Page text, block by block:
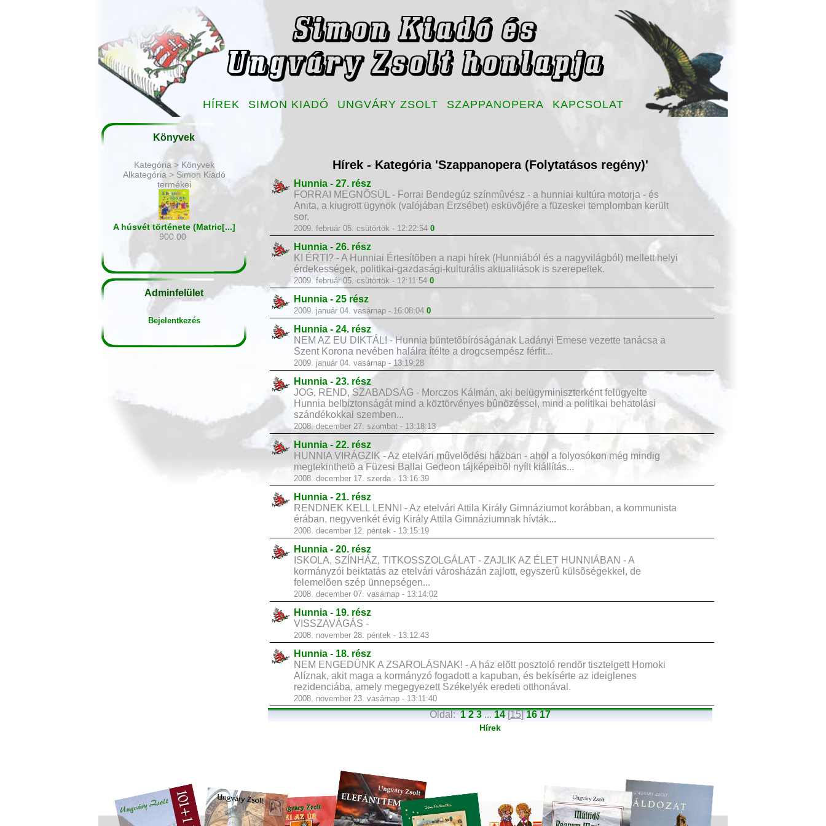
HÍREK SIMON KIADÓ UNGVÁRY ZSOLT SZAPPANOPERA KAPCSOLAT
Könyvek
Kategória > Könyvek
Alkategória > Simon Kiadó
termékei
A húsvét története (Matric[...]
900.00
Adminfelület
Bejelentkezés
Hírek - Kategória 'Szappanopera (Folytatásos regény)'
Hunnia - 27. rész
FORRAI MEGNÕSÜL - Forrai Bendegúz színmûvész - a hunniai kultúra motorja - és
Anita, a kiugrott ügynök (valójában Erzsébet) esküvõjére a füzeskei templomban került
sor.
2009. február 05. csütörtök - 12:22:54 0
Hunnia - 26. rész
KI ÉRTI? - A Hunniai Értesítõben a napi hírek (Hunniából és a nagyvilágból) mellett helyi
érdekességek, politikai-gazdasági-kulturális aktualitások is szerepeltek.
2009. február 05. csütörtök - 12:11:54 0
Hunnia - 25 rész
2009. január 04. vasárnap - 16:08:04 0
Hunnia - 24. rész
NEM AZ EU DIKTÁL! - Hunnia büntetõbíróságának Ladányi Emese vezette tanácsa a
Szent Korona nevében halálra ítélte a drogcsempész férfit...
2009. január 04. vasárnap - 13:19:28
Hunnia - 23. rész
JOG, REND, SZABADSÁG - Morczos Kálmán, aki belügyminiszterként felügyelte
Hunnia belbiztonságát mind a köztörvényes bûnözéssel, mind a politikai behatolási
szándékokkal szemben...
2008. december 27. szombat - 13:18:13
Hunnia - 22. rész
HUNNIA VIRÁGZIK - Az etelvári mûvelõdési házban - ahol a folyosókon még mindig
megtekinthetõ a Füzesi Ballai Gedeon tájképeibõl nyílt kiállítás...
2008. december 17. szerda - 13:16:39
Hunnia - 21. rész
RENDNEK KELL LENNI - Az etelvári Attila Király Gimnáziumot korábban, a kommunista
érában, negyvenkét évig Király Attila Gimnáziumnak hívták...
2008. december 12. péntek - 13:15:19
Hunnia - 20. rész
ISKOLA, SZÍNHÁZ, TITKOSSZOLGÁLAT - ZAJLIK AZ ÉLET HUNNIÁBAN - A
kormányzói beiktatás az etelvári városházán zajlott, egyszerû külsõségekkel, de
felemelõen szép ünnepségen...
2008. december 07. vasárnap - 13:14:02
Hunnia - 19. rész
VISSZAVÁGÁS -
2008. november 28. péntek - 13:12:43
Hunnia - 18. rész
NEM ENGEDÜNK A ZSAROLÁSNAK! - A ház elõtt posztoló rendõr tisztelgett Homoki
Alíznak, akit maga a kormányzó fogadott a kapuban, és bekísérte az ideiglenes
rezidenciába, amely megegyezett Székelyék eredeti otthonával.
2008. november 23. vasárnap - 13:11:40
Oldal:1 2 3...14[15]16 17
Hírek